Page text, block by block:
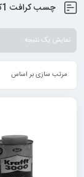
چسب کرافت 1کیلویی
نمایش یک نتیجه
مرتب سازی بر اساس